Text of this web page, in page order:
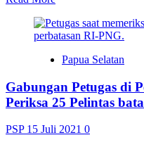
about
Danramil
16/Sota
Unsur
Tripika
Berikan
Sosialisasi
Serbuan
Papua Selatan
Gabungan Petugas di
Periksa 25 Pelintas
PSP 15 Juli 2021 0